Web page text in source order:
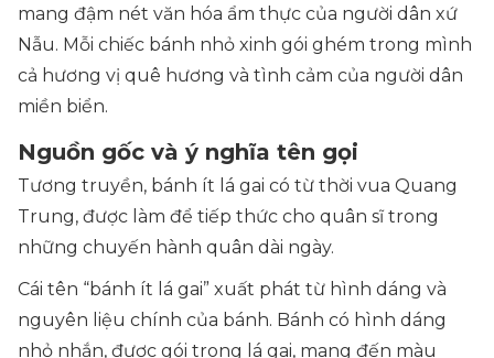
mang đậm nét văn hóa ẩm thực của người dân xứ
Nẫu. Mỗi chiếc bánh nhỏ xinh gói ghém trong mình
cả hương vị quê hương và tình cảm của người dân
miền biển.
Nguồn gốc và ý nghĩa tên gọi
Tương truyền, bánh ít lá gai có từ thời vua Quang
Trung, được làm để tiếp thức cho quân sĩ trong
những chuyến hành quân dài ngày.
Cái tên “bánh ít lá gai” xuất phát từ hình dáng và
nguyên liệu chính của bánh. Bánh có hình dáng
nhỏ nhắn, được gói trong lá gai, mang đến màu